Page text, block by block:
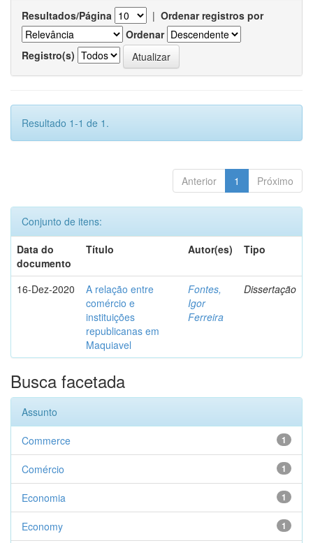
Resultados/Página | Ordenar registros por
Ordenar
Registro(s)
Resultado 1-1 de 1.
Anterior 1 Próximo
Conjunto de itens:
Data do
documento
Título Autor(es) Tipo
16-Dez-2020
A relação entre
comércio e
instituições
republicanas em
Maquiavel
Fontes,
Igor
Ferreira
Dissertação
Busca facetada
Assunto
1
Commerce
1
Comércio
1
Economia
1
Economy